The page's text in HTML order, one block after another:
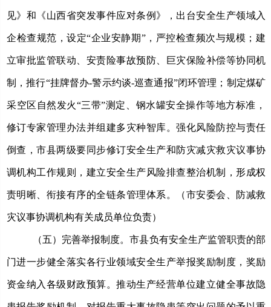
见》和《山西省突发事件应对条例》， 出台安全生产领域入
企检查规范，设定“企业安静期”，严控检查频次与规模；建
立审批监管联动、安责险事故预防、巨灾保险补偿等协同机
制，推行“挂牌督办-警示约谈-巡查通报”闭环管理；制定煤矿
采空区自然发火“三带”测定、钢水罐安全操作等地方标准，
修订专家管理办法并组建多灾种智库。强化风险防控与责任
倒查，市县两级要同步修订安全生产和防灾减灾救灾议事协
调机构工作规则， 建立安全生产风险排查整治机制，形成权
责明晰、衔接有序的全链条管理体系。 （市安委会、防减救
灾议事协调机构有关成员单位负责）
（五）完善举报制度。市县负有安全生产监管职责的部
门进一步健全落实各行业领域安全生产举报奖励制度，奖励
资金纳入各级财政预算。推动生产经营单位建立健全事故隐